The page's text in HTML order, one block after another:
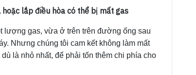
lắp điều hòa có thể bị mất gas
lượng gas, vừa ở trên trên đường ống sau
Nhưng chúng tôi cam kết không làm mất
là nhỏ nhất, để phải tốn thêm chi phía cho